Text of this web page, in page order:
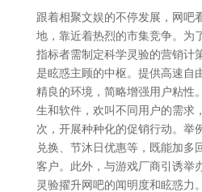
跟着相聚文娱的不停发展，网吧
地，靠近着热烈的市集竞争。为
指标者需制定科学灵验的营销计
是眩惑主顾的中枢。提供高速自
精良的环境，简略增强用户粘性
生和软件，欢叫不同用户的需求
次，开展种种化的促销行动。举
兑换、节沐日优惠等，既能加多
客户。此外，与游戏厂商引诱举
灵验擢升网吧的闻明度和眩惑力